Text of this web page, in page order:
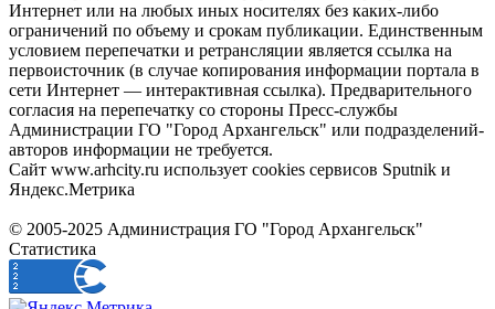
Интернет или на любых иных носителях без каких-либо
ограничений по объему и срокам публикации. Единственным
условием перепечатки и ретрансляции является ссылка на
первоисточник (в случае копирования информации портала в
сети Интернет — интерактивная ссылка). Предварительного
согласия на перепечатку со стороны Пресс-службы
Администрации ГО "Город Архангельск" или подразделений-
авторов информации не требуется.
Сайт www.arhcity.ru использует cookies сервисов Sputnik и
Яндекс.Метрика
© 2005-2025 Администрация ГО "Город Архангельск"
Статистика